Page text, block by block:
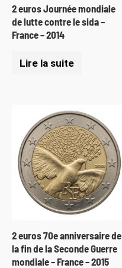
2 euros Journée mondiale
de lutte contre le sida –
France – 2014
Lire la suite
2 euros 70e anniversaire de
la fin de la Seconde Guerre
mondiale – France – 2015